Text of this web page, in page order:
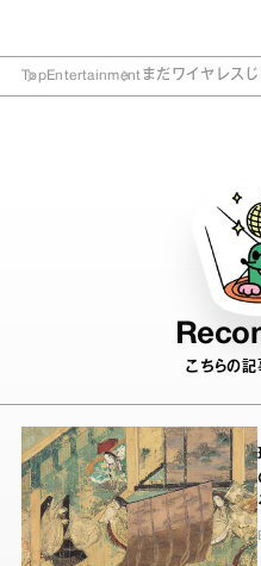
TopEntertainment まだワイヤレス
こちらの